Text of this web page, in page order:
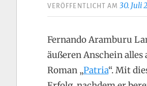
VERÖFFENTLICHT AM30. Juli
Fernando Aramburu
äußeren Anschein
Roman „Patria“. Mit